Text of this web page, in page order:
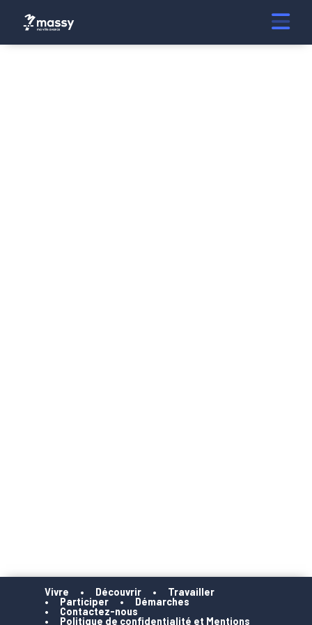
Vivre Découvrir
Travailler
Participer
Démarches
Contactez-nous
Politique de confidentialité et Mentions